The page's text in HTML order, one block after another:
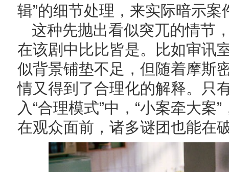
辑”的细节处理，来实际暗示
这种先抛出看似突兀的情节
在该剧中比比皆是。比如审讯
似背景铺垫不足，但随着摩斯
情又得到了合理化的解释。只
入“合理模式”中，“小案牵大
在观众面前，诸多谜团也能在